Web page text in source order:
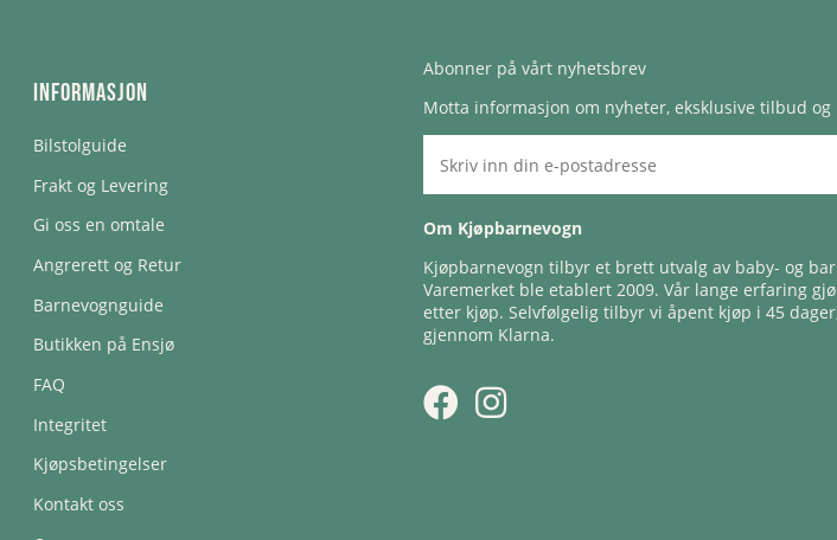
Informasjon
Bilstolguide
Frakt og Levering
Gi oss en omtale
Angrerett og Retur
Barnevognguide
Butikken på Ensjø
FAQ
Integritet
Kjøpsbetingelser
Kontakt oss
Abonner på vårt nyhetsbrev
Motta informasjon om nyheter, eksklusive tilbud
Om Kjøpbarnevogn
Kjøpbarnevogn tilbyr et brett utvalg av baby- og
Varemerket ble etablert 2009. Vår lange erfaring
etter kjøp. Selvfølgelig tilbyr vi åpent kjøp i 45
gjennom Klarna.